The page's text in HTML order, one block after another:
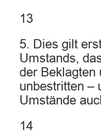
13
5. Dies gilt
Umstands,
der Beklagten
unbestritten –
Umstände
14